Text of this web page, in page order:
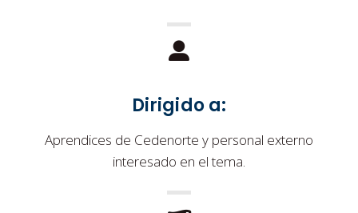
Dirigido a:
Aprendices de Cedenorte y personal externo
interesado en el tema.